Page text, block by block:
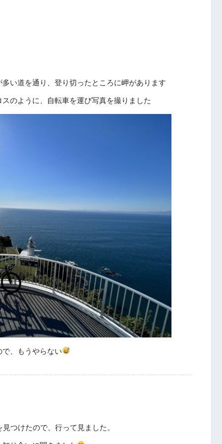
い道を通り、登り切ったところに岬があります
のように、自転車を運び写真を撮りました
、もうやらない
つけたので、行って見ました。